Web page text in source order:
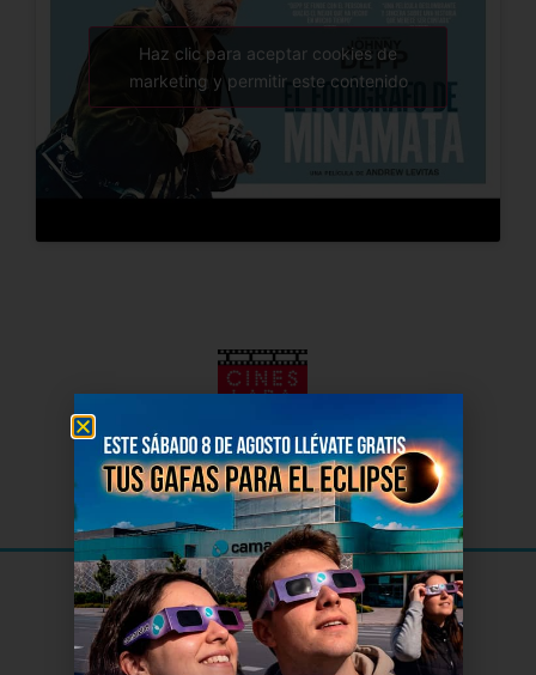
Haz clic para aceptar cookies de
marketing y permitir este contenido
El Cinede Soria